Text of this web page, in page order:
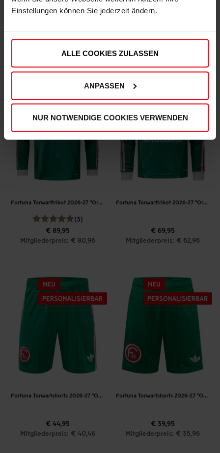
Einstellungen können Sie jederzeit ändern.
ALLE COOKIES ZULASSEN
ANPASSEN
NUR NOTWENDIGE COOKIES VERWENDEN
Fortuna Torwartshorts 2026-27 Kinder
€ 39,95
Fortuna Torwartstutzen 2026-27
€ 19,95
Fortuna Torwarttrikot 2026-27 "Originals"
(3)
€ 89,95
Mitgliederpreis: € 80,96
Fortuna Torwarttrikot 2026-27 "Originals" Kinder
€ 69,95
Mitgliederpreis: € 62,96
Fortuna Torwartshorts 2026-27 "Originals"
€ 44,95
Mitgliederpreis: € 40,46
Fortuna Torwartshorts 2026-27 "Originals" Kinder
€ 39,95
Mitgliederpreis: € 35,96